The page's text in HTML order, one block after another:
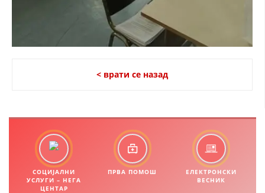
< врати се назад
СОЦИЈАЛНИ
УСЛУГИ – НЕГА
ЦЕНТАР
ПРВА ПОМОШ
ЕЛЕКТРОНСКИ
ВЕСНИК